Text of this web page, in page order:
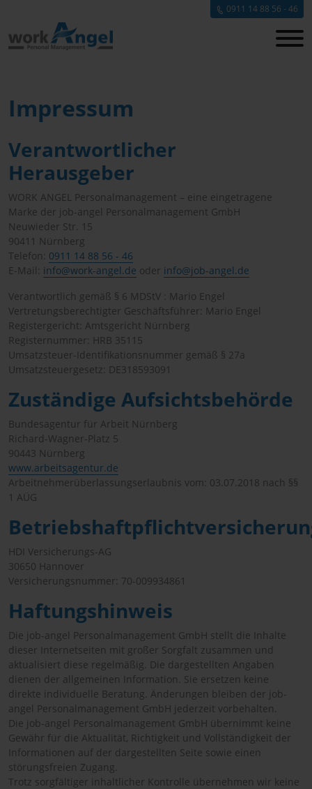
0911 14 88 56 - 46
Impressum
Verantwortlicher
Herausgeber
WORK ANGEL Personalmanagement – eine eingetragene
Marke der job-angel Personalmanagement GmbH
Neuwieder Str. 15
90411 Nürnberg
Telefon: 0911 14 88 56 - 46
E-Mail: info@work-angel.de oder info@job-angel.de
Verantwortlich gemäß § 6 MDStV : Mario Engel
Vertretungsberechtigter Geschäftsführer: Mario Engel
Registergericht: Amtsgericht Nürnberg
Registernummer: HRB 35115
Umsatzsteuer-Identifikationsnummer gemäß § 27a
Umsatzsteuergesetz: DE318593091
Zuständige Aufsichtsbehörde
Bundesagentur für Arbeit Nürnberg
Richard-Wagner-Platz 5
90443 Nürnberg
www.arbeitsagentur.de
Arbeitnehmerüberlassungserlaubnis vom: 03.07.2018 nach §§
1 AÜG
HDI Versicherungs-AG
30650 Hannover
Versicherungsnummer: 70-009934861
Haftungshinweis
Die job-angel Personalmanagement GmbH stellt die Inhalte
dieser Internetseiten mit großer Sorgfalt zusammen und
aktualisiert diese regelmäßig. Die dargestellten Angaben
dienen der allgemeinen Information. Sie ersetzen keine
direkte individuelle Beratung. Änderungen bleiben der job-
angel Personalmanagement GmbH jederzeit vorbehalten.
Die job-angel Personalmanagement GmbH übernimmt keine
Gewähr für die Aktualität, Richtigkeit und Vollständigkeit der
Informationen auf der dargestellten Seite sowie einen
störungsfreien Zugang.
Trotz sorgfältiger inhaltlicher Kontrolle übernehmen wir keine